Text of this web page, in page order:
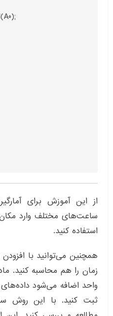
از این آموزش برای
ساعت‌های مختلف وارد
استفاده کنید.
واحد اضافه می‌شود
ثبت کنید. با این روش